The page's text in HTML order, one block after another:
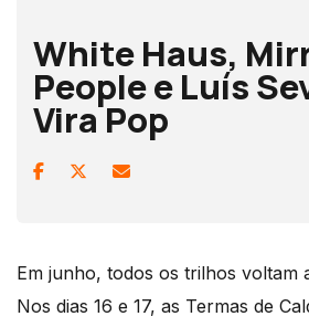
White Haus,
People e Luís
Vira Pop
Em junho, todos os trilhos voltam
Nos dias 16 e 17, as Termas de